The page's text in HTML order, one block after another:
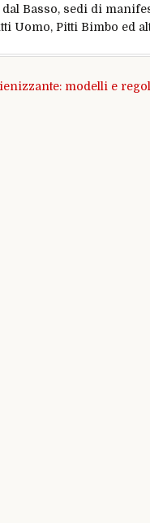
Basso, sedi di
Uomo, Pitti Bimbo ed
modelli e